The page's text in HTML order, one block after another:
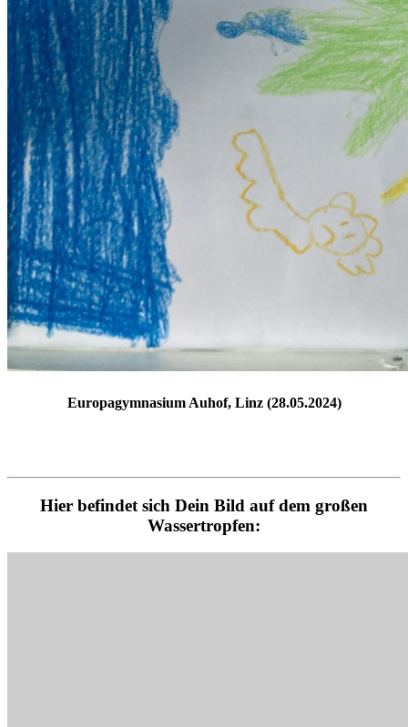
Europagymnasium Auhof, Linz (28.05.2024)
Hier befindet sich Dein Bild auf dem großen
Wassertropfen: